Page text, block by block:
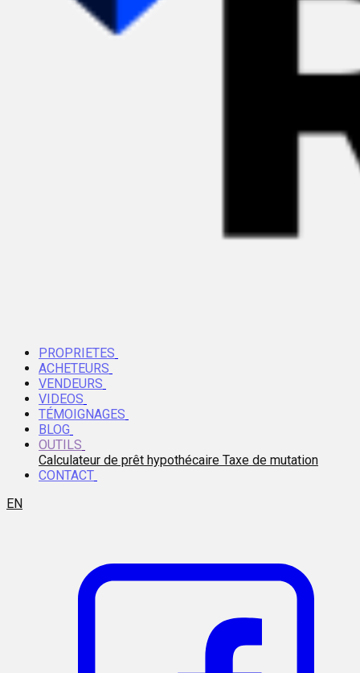
PROPRIETES
ACHETEURS
VENDEURS
VIDEOS
TÉMOIGNAGES
BLOG
OUTILS
Calculateur de prêt hypothécaire Taxe de mutation
CONTACT
EN